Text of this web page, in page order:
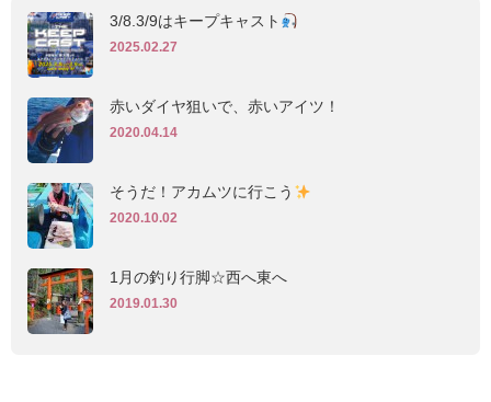
3/8.3/9はキープキャスト‪
2025.02.27
赤いダイヤ狙いで、赤いアイツ！
2020.04.14
そうだ！アカムツに行こう
2020.10.02
1月の釣り行脚☆西へ東へ
2019.01.30